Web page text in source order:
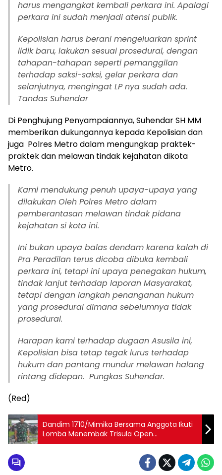
harus mengangkat kembali perkara ini. Apalagi
perkara ini sudah menjadi atensi publik.
Kepolisian harus berani mengeluarkan sprint
lidik baru, lakukan sesuai prosedural, dengan
tahapan-tahapan seperti pemanggilan
terhadap saksi-saksi, gelar perkara dan
selanjutnya, mengingat LP nya sudah ada.
Tandas Suhendar
Di Penghujung Penyampaiannya, Suhendar SH MM
memberikan dukungannya kepada Kepolisian dan
juga Polres Metro dalam mengungkap praktek-
praktek dan melawan tindak kejahatan dikota
Metro.
Kami mendukung penuh upaya-upaya yang
dilakukan Oleh Polres Metro dalam
pemberantasan melawan tindak pidana
kejahatan si kota ini.
Ini bukan upaya balas dendam karena kalah di
Pra Peradilan terus dicoba dibuka kembali
perkara ini, tetapi ini upaya penegakan hukum,
tindak lanjut terhadap laporan Masyarakat,
tetapi dengan langkah penanganan hukum
yang prosedural dimana sebelumnya tidak
prosedural.
Harapan kami terhadap dugaan Asusila ini,
Kepolisian bisa tetap tegak lurus terhadap
hukum dan pantang mundur melawan halang
rintang didepan. Pungkas Suhendar.
(Red)
Dandim 1710/Mimika Bersama Anggota Ikuti
Lomba Menembak Trisula Open
Championship Dalam Rangka HUT